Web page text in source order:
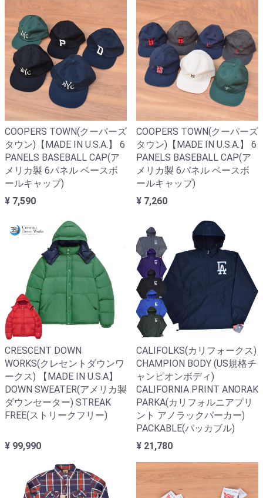
COOPERS TOWN(クーパーズ
タウン)【MADE IN U.S.A.】 6
PANELS BASEBALL CAP(ア
メリカ製 6パネル ベースボ
ールキャップ)
¥ 7,590
COOPERS TOWN(クーパーズ
タウン)【MADE IN U.S.A.】 6
PANELS BASEBALL CAP(ア
メリカ製 6パネル ベースボ
ールキャップ)
¥ 7,260
CRESCENT DOWN
WORKS(クレセントダウンワ
ークス) 【MADE IN U.S.A】
DOWN SWEATER(アメリカ製
ダウンセーター) STREAK
FREE(ストリークフリー)
¥ 99,990
CALIFOLKS(カリフォークス)
CHAMPION BODY (US規格チ
ャンピオンボディ)
CALIFORNIA PRINT ANORAK
PARKA(カリフォルニアプリ
ント アノラックパーカー)
PACKABLE(パッカブル)
¥ 21,780